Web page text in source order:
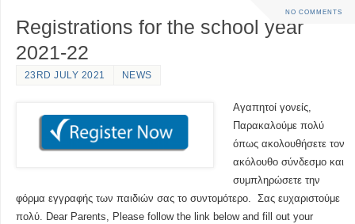
NO COMMENTS
Registrations for the school year
2021-22
23RD JULY 2021 NEWS
Αγαπητοί γονείς,
Παρακαλούμε πολύ
όπως ακολουθήσετε τον
ακόλουθο σύνδεσμο και
συμπληρώσετε την
φόρμα εγγραφής των παιδιών σας το συντομότερο. Σας ευχαριστούμε
πολύ. Dear Parents, Please follow the link below and fill out your